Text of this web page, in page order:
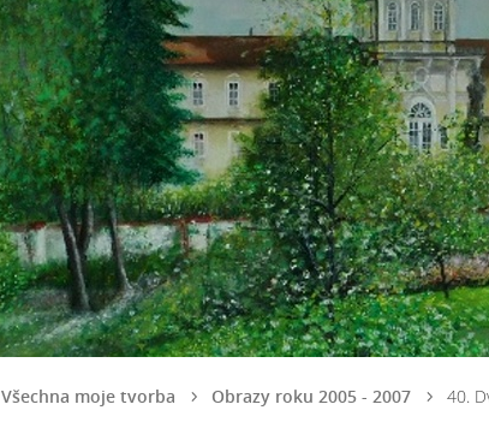
Všechna moje tvorba Obrazy roku 2005 - 2007 40.